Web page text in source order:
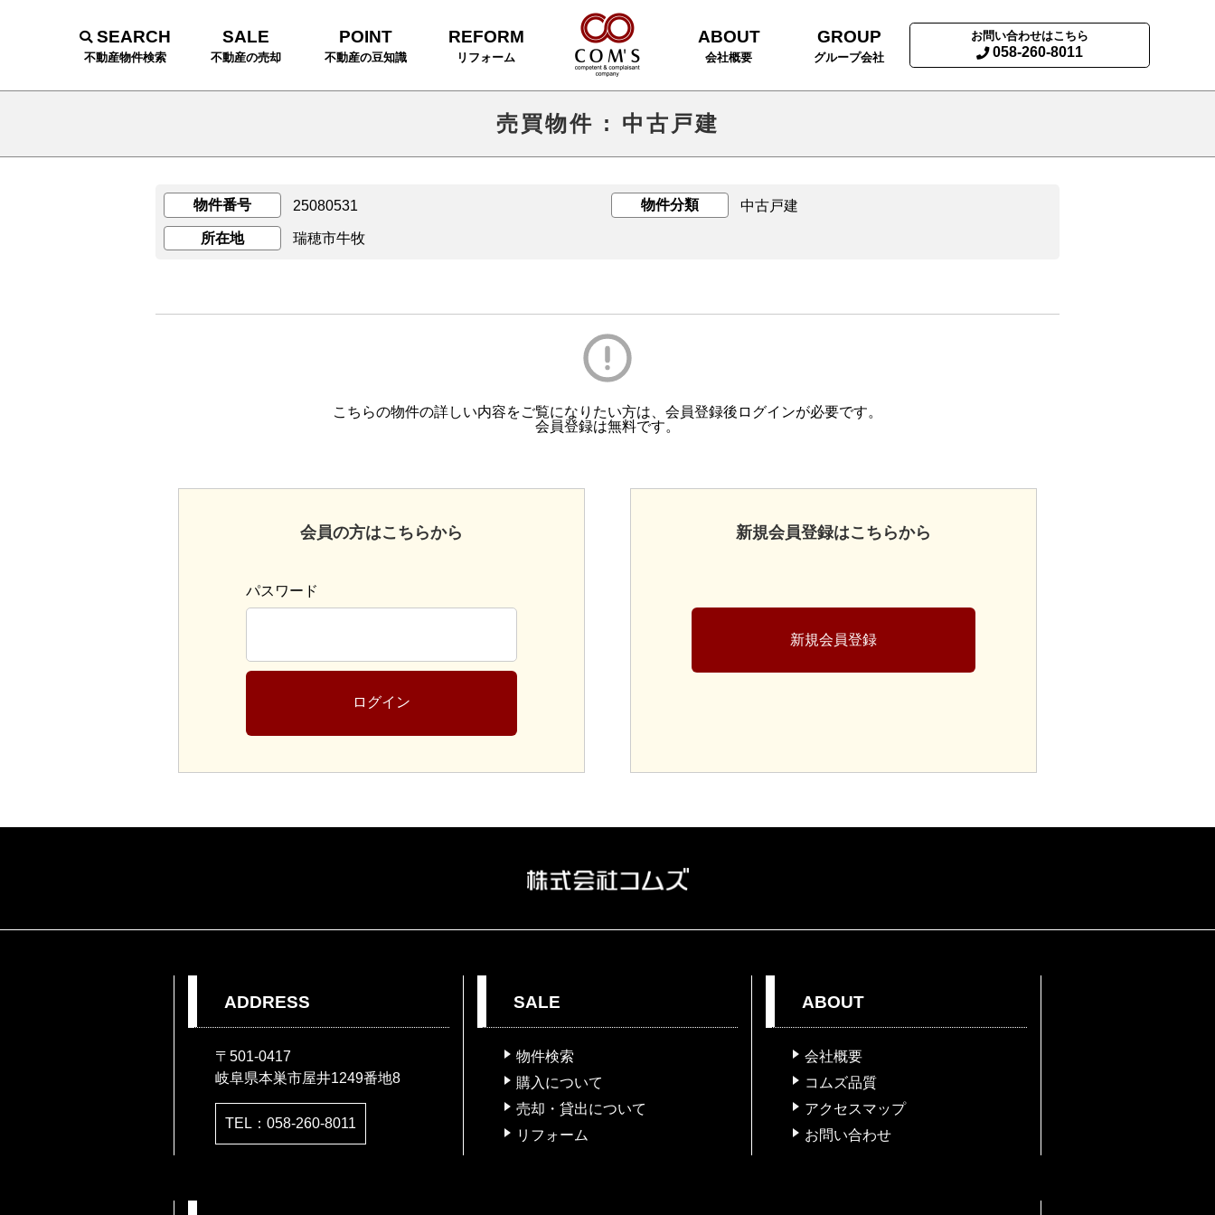
SEARCH
不動産物件検索
SALE
不動産の売却
POINT
不動産の豆知識
REFORM
リフォーム
ABOUT
会社概要
GROUP
グループ会社
お問い合わせはこちら
058-260-8011
売買物件 : 中古戸建
物件番号 25080531 物件分類 中古戸建
所在地 瑞穂市牛牧
こちらの物件の詳しい内容をご覧になりたい方は、会員登録後ログインが必要です。
会員登録は無料です。
会員の方はこちらから
パスワード
ログイン
新規会員登録はこちらから
新規会員登録
ADDRESS
〒501-0417
岐阜県本巣市屋井1249番地8
TEL：058-260-8011
SALE
物件検索
購入について
売却・貸出について
リフォーム
ABOUT
会社概要
コムズ品質
アクセスマップ
お問い合わせ